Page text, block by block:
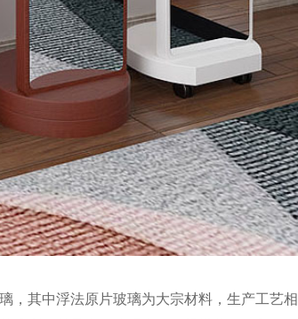
，其中浮法原片玻璃为大宗材料，生产工艺相